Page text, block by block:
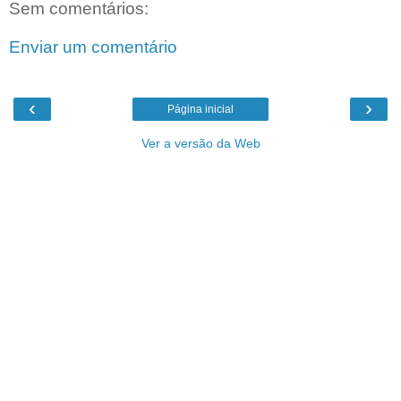
Sem comentários:
Enviar um comentário
‹ ›
Página inicial
Ver a versão da Web